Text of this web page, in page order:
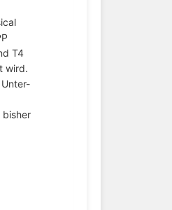
T4
wird.
bisher